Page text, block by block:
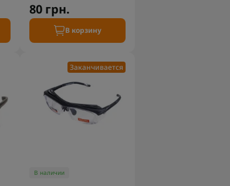
80 грн.
В корзину
Заканчивается
В наличии